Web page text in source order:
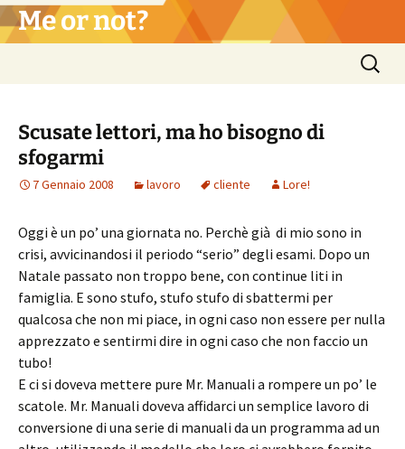
Vai
al Me or not?
Ricerca
per:
Scusate lettori, ma ho bisogno di
sfogarmi
7 Gennaio 2008 lavoro cliente Lore!
Oggi è un po’ una giornata no. Perchè già di mio sono in
crisi, avvicinandosi il periodo “serio” degli esami. Dopo un
Natale passato non troppo bene, con continue liti in
famiglia. E sono stufo, stufo stufo di sbattermi per
qualcosa che non mi piace, in ogni caso non essere per nulla
apprezzato e sentirmi dire in ogni caso che non faccio un
tubo!
E ci si doveva mettere pure Mr. Manuali a rompere un po’ le
scatole. Mr. Manuali doveva affidarci un semplice lavoro di
conversione di una serie di manuali da un programma ad un